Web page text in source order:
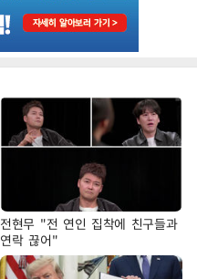
전현무 "전 연인 집착에 친구들과
연락 끊어"